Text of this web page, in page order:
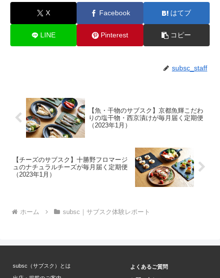
X Facebook はてブ
LINE Pinterest コピー
subsc_staff
【魚・干物のサブスク】京都魚輝こだわ
りの塩干物・西京漬けが毎月届く定期便
（2023年1月）
【チーズのサブスク】十勝野フロマージ
ュのナチュラルチーズが毎月届く定期便
（2023年1月）
ホーム subsc｜サブスク体験レポート
subsc（サブスク）とは よくあるご質問